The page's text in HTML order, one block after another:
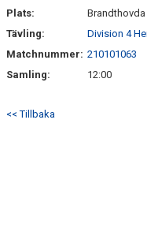
DIVISION 4 VÄSTMANLAND
Plats:
Tävling:
Division 4
Matchnummer: 210101063
Samling:
12:00
<< Tillbaka